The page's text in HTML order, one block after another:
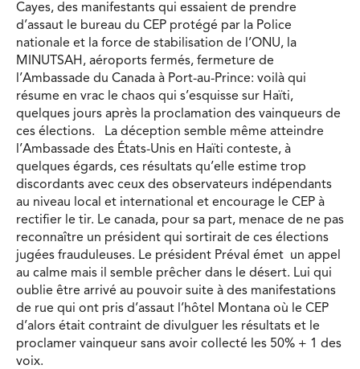
Cayes, des manifestants qui essaient de prendre
d’assaut le bureau du CEP protégé par la Police
nationale et la force de stabilisation de l’ONU, la
MINUTSAH, aéroports fermés, fermeture de
l’Ambassade du Canada à Port-au-Prince: voilà qui
résume en vrac le chaos qui s’esquisse sur Haïti,
quelques jours après la proclamation des vainqueurs de
ces élections. La déception semble même atteindre
l’Ambassade des États-Unis en Haïti conteste, à
quelques égards, ces résultats qu’elle estime trop
discordants avec ceux des observateurs indépendants
au niveau local et international et encourage le CEP à
rectifier le tir. Le canada, pour sa part, menace de ne pas
reconnaître un président qui sortirait de ces élections
jugées frauduleuses. Le président Préval émet un appel
au calme mais il semble prêcher dans le désert. Lui qui
oublie être arrivé au pouvoir suite à des manifestations
de rue qui ont pris d’assaut l’hôtel Montana où le CEP
d’alors était contraint de divulguer les résultats et le
proclamer vainqueur sans avoir collecté les 50% + 1 des
voix.